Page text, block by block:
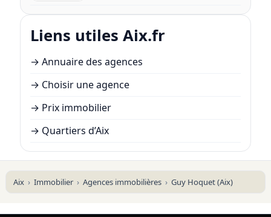
Liens utiles Aix.fr
→ Annuaire des agences
→ Choisir une agence
→ Prix immobilier
→ Quartiers d’Aix
Aix Immobilier Agences immobilières Guy Hoquet (Aix)